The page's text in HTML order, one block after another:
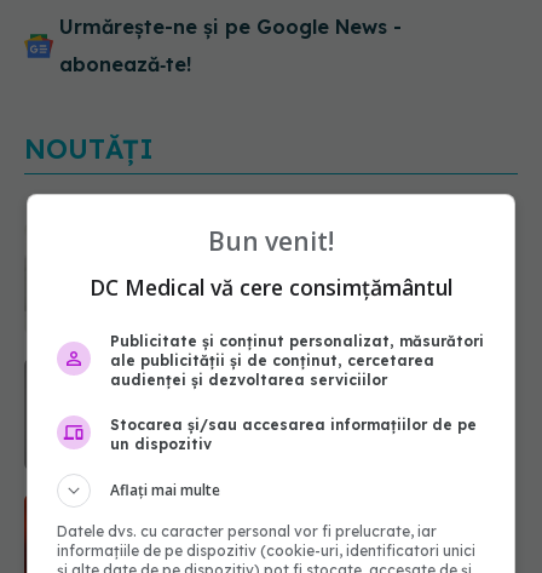
Urmărește-ne și pe Google News -
abonează‑te!
NOUTĂȚI
Ce poți mânca și ce trebuie să eviți
dacă ai gastrită: exemplu de meniu
care reduce inflamația stomacului
Microplasticele pot traversa bariera
placentară și modifica hormonii
08.08.2026, 18:00
păr. Tot mai multe femei îl adoră
08.08.2026, 17:00
Bun venit!
DC Medical vă cere consimțământul
Publicitate și conținut personalizat, măsurători
ale publicității și de conținut, cercetarea
audienței și dezvoltarea serviciilor
Stocarea și/sau accesarea informațiilor de pe
un dispozitiv
Aflați mai multe
Datele dvs. cu caracter personal vor fi prelucrate, iar
informațiile de pe dispozitiv (cookie-uri, identificatori unici